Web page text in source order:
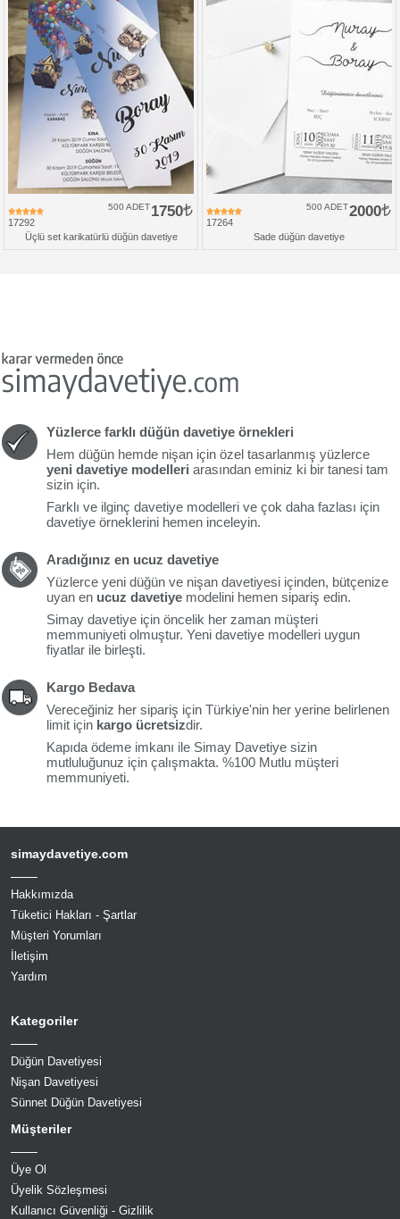
17292
1750
500 ADET
Üçlü set karikatürlü düğün davetiye
17264
2000
500 ADET
Sade düğün davetiye
Yüzlerce farklı düğün davetiye örnekleri
Hem düğün hemde nişan için özel tasarlanmış yüzlerce
yeni davetiye modelleri arasından eminiz ki bir tanesi tam
sizin için.
Farklı ve ilginç davetiye modelleri ve çok daha fazlası için
davetiye örneklerini hemen inceleyin.
Aradığınız en ucuz davetiye
Yüzlerce yeni düğün ve nişan davetiyesi içinden, bütçenize
uyan en ucuz davetiye modelini hemen sipariş edin.
Simay davetiye için öncelik her zaman müşteri
memmuniyeti olmuştur. Yeni davetiye modelleri uygun
fiyatlar ile birleşti.
Kargo Bedava
Vereceğiniz her sipariş için Türkiye'nin her yerine belirlenen
limit için kargo ücretsizdir.
Kapıda ödeme imkanı ile Simay Davetiye sizin
mutluluğunuz için çalışmakta. %100 Mutlu müşteri
memmuniyeti.
simaydavetiye.com
Hakkımızda
Tüketici Hakları - Şartlar
Müşteri Yorumları
İletişim
Yardım
Kategoriler
Düğün Davetiyesi
Nişan Davetiyesi
Sünnet Düğün Davetiyesi
Müşteriler
Üye Ol
Üyelik Sözleşmesi
Kullanıcı Güvenliği - Gizlilik